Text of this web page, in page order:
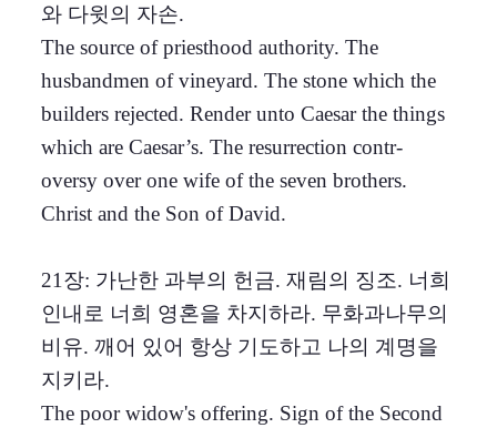
와 다윗의 자손.
The source of priesthood authority. The
husbandmen of vineyard. The stone which the
builders rejected. Render unto Caesar the things
which are Caesar’s. The resurrection contr-
oversy over one wife of the seven brothers.
Christ and the Son of David.
21장: 가난한 과부의 헌금. 재림의 징조. 너희
인내로 너희 영혼을 차지하라. 무화과나무의
비유. 깨어 있어 항상 기도하고 나의 계명을
지키라.
The poor widow's offering. Sign of the Second